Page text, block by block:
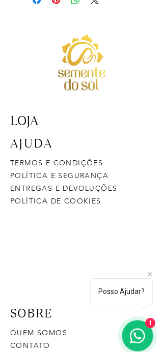
LOJA
AJUDA
TERMOS E CONDIÇÕES
POLÍTICA E SEGURANÇA
ENTREGAS E DEVOLUÇÕES
POLÍTICA DE COOKIES
SOBRE
QUEM SOMOS
CONTATO
Posso Ajudar?
1